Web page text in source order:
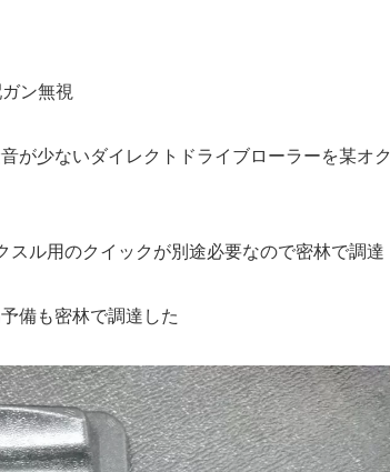
ン無視
が少ないダイレクトドライブローラーを某オク
ル用のクイックが別途必要なので密林で調達
備も密林で調達した